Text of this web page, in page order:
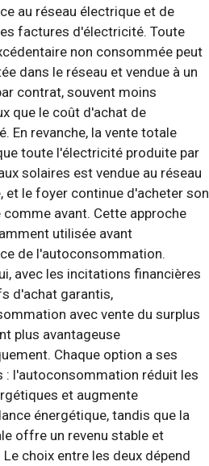
au réseau électrique et de
factures d'électricité. Toute
non consommée peut
dans le réseau et vendue à un
contrat, souvent moins
que le coût d'achat de
En revanche, la vente totale
toute l'électricité produite par
solaires est vendue au réseau
et le foyer continue d'acheter son
avant. Cette approche
utilisée avant
de l'autoconsommation.
avec les incitations financières
d'achat garantis,
avec vente du surplus
plus avantageuse
Chaque option a ses
: l'autoconsommation réduit les
et augmente
énergétique, tandis que la
offre un revenu stable et
Le choix entre les deux dépend